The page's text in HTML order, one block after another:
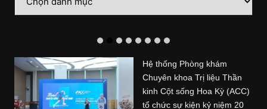
mục
Hệ thống Phòng khám
Chuyên khoa Trị liệu Thần
kinh Cột sống Hoa Kỳ (ACC)
tổ chức sự kiện kỷ niệm 20